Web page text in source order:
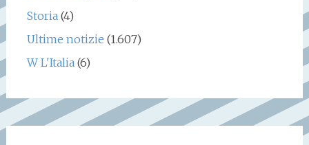
Storia(4)
Ultime notizie (1.607)
W L'Italia(6)